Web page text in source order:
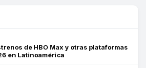
de HBO Max y otras plataformas
en Latinoamérica